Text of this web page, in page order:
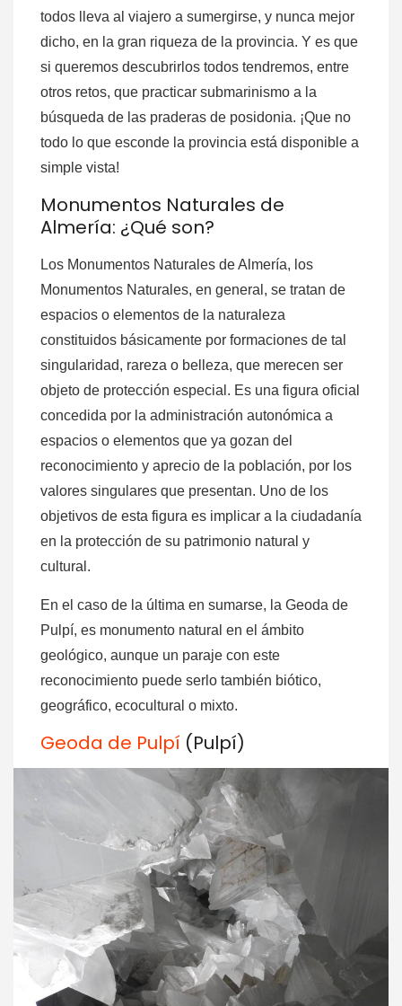
todos lleva al viajero a sumergirse, y nunca mejor
dicho, en la gran riqueza de la provincia. Y es que
si queremos descubrirlos todos tendremos, entre
otros retos, que practicar submarinismo a la
búsqueda de las praderas de posidonia. ¡Que no
todo lo que esconde la provincia está disponible a
simple vista!
Monumentos Naturales de
Almería: ¿Qué son?
Los Monumentos Naturales de Almería, los
Monumentos Naturales, en general, se tratan de
espacios o elementos de la naturaleza
constituidos básicamente por formaciones de tal
singularidad, rareza o belleza, que merecen ser
objeto de protección especial. Es una figura oficial
concedida por la administración autonómica a
espacios o elementos que ya gozan del
reconocimiento y aprecio de la población, por los
valores singulares que presentan. Uno de los
objetivos de esta figura es implicar a la ciudadanía
en la protección de su patrimonio natural y
cultural.
En el caso de la última en sumarse, la Geoda de
Pulpí, es monumento natural en el ámbito
geológico, aunque un paraje con este
reconocimiento puede serlo también biótico,
geográfico, ecocultural o mixto.
Geoda de Pulpí (Pulpí)